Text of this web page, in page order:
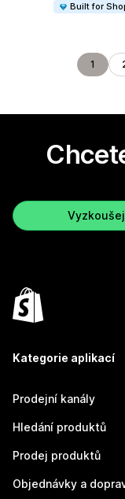
Built for
1
Kategorie aplikací
Prodejní kanály
Hledání produktů
Prodej produktů
Objednávky a